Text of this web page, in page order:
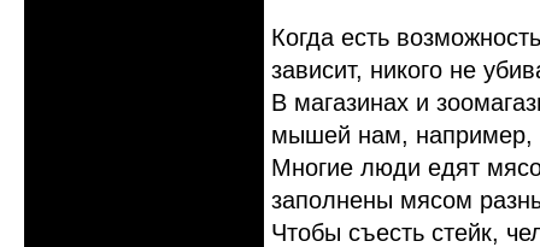
Когда есть
зависит, никого не
В магазинах и
мышей нам, например,
Многие люди едят
заполнены мясом
Чтобы съесть стейк,